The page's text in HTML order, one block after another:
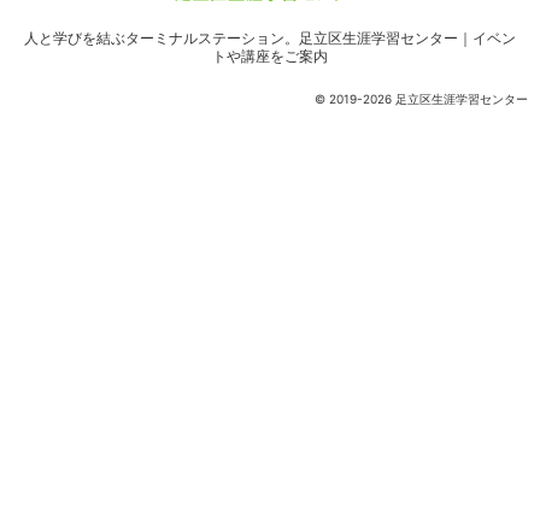
© 2019-2026 足立区生涯学習センター
人と学びを結ぶターミナルステーション。
足立区生涯学習センター｜イベン
トや講座をご案内